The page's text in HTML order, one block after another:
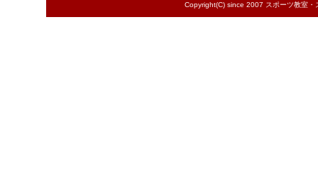
Copyright(C) since 2007 スポーツ教室・